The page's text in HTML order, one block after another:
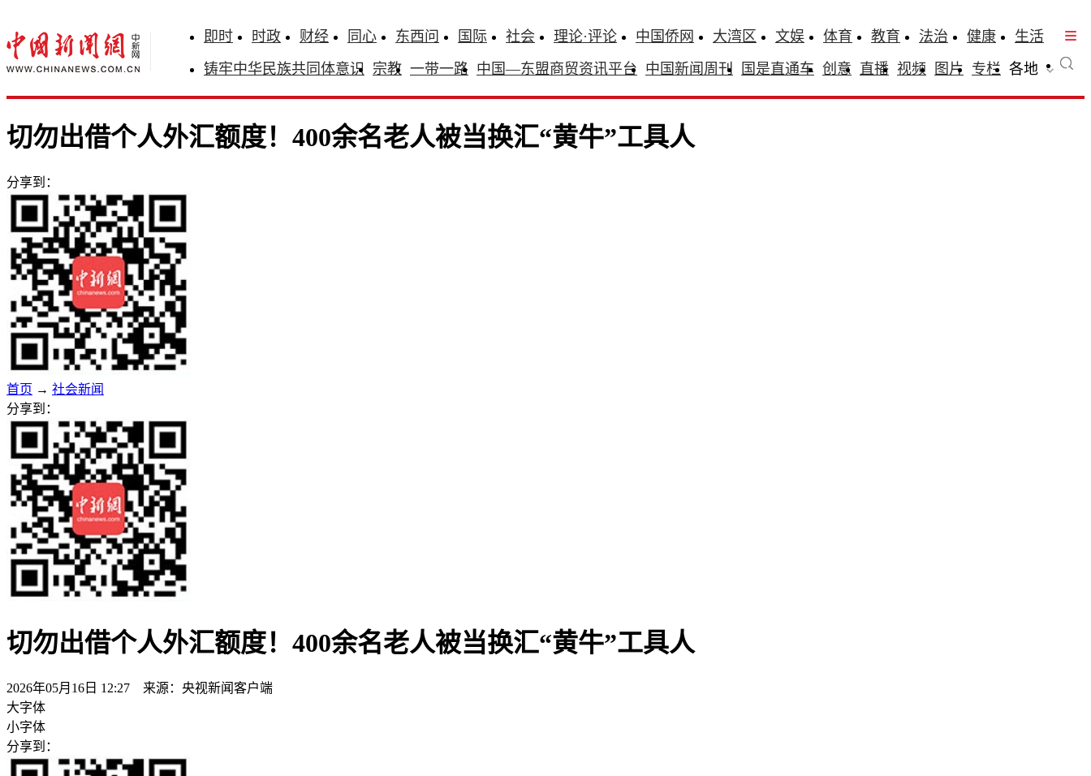
即时 时政 财经 同心 东西问 国际 社会 理论·评论 中国侨网 大湾区 文娱 体育 教育 法治 健康
生活
铸牢中华民族共同体意识 宗教 一带一路 中国—东盟商贸资讯平台 中国新闻周刊 国是直通车 创意 直播 视频 图片 专栏 各地
切勿出借个人外汇额度！400余名老人被当换汇“黄牛”工具人
分享到：
首页 → 社会新闻
分享到：
切勿出借个人外汇额度！400余名老人被当换汇“黄牛”工具人
2026年05月16日 12:27 来源：央视新闻客户端
大字体
小字体
分享到：